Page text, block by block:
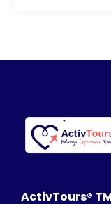
ActivTours®